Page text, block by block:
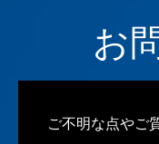
お
ご不明な点やご